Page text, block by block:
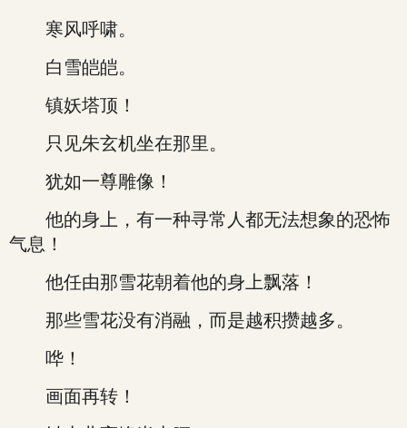
寒风呼啸。
白雪皑皑。
镇妖塔顶！
只见朱玄机坐在那里。
犹如一尊雕像！
他的身上，有一种寻常人都无法想象的恐怖
气息！
他任由那雪花朝着他的身上飘落！
那些雪花没有消融，而是越积攒越多。
哗！
画面再转！